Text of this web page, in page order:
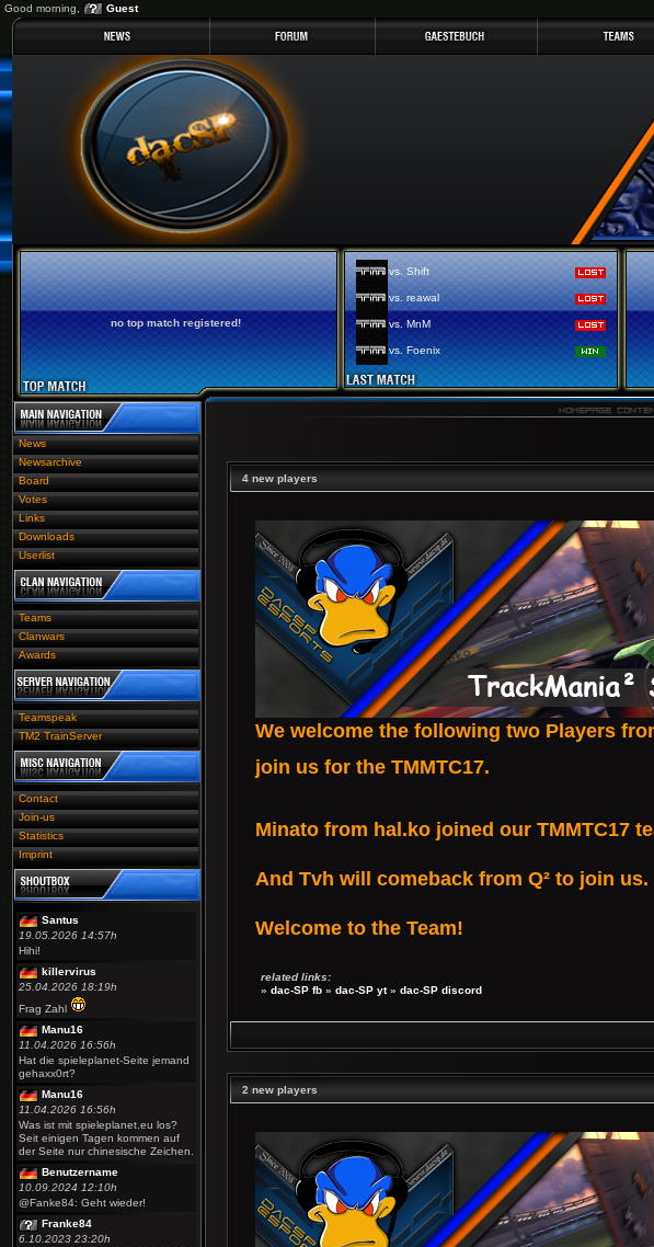
Good morning, Guest
no top match registered!
vs. Shift
vs. reawal
vs. MnM
vs. Foenix
News
Newsarchive
Board
Votes
Links
Downloads
Userlist
Teams
Clanwars
Awards
Teamspeak
TM2 TrainServer
Contact
Join-us
Statistics
Imprint
Santus
19.05.2026 14:57h
Hihi!
killervirus
25.04.2026 18:19h
Frag Zahl
Manu16
11.04.2026 16:56h
Hat die spieleplanet-Seite jemand
gehaxx0rt?
Manu16
11.04.2026 16:56h
Was ist mit spieleplanet.eu los?
Seit einigen Tagen kommen auf
der Seite nur chinesische Zeichen.
Benutzername
10.09.2024 12:10h
@Fanke84: Geht wieder!
Franke84
6.10.2023 23:20h
4 new players
We welcome the following two Players
join us for the TMMTC17.
Minato from hal.ko joined our TMMTC17
And Tvh will comeback from Q² to join us.
Welcome to the Team!
related links:
» dac-SP fb » dac-SP yt » dac-SP discord
2 new players